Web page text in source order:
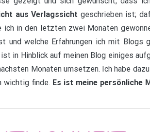
aus Verlagssicht geschrieben ist;
ich in den letzten zwei Monaten
und welche Erfahrungen ich mit Blogs
in Hinblick auf meinen Blog einiges
Monaten umsetzen. Ich habe
wichtig finde. Es ist meine persönliche